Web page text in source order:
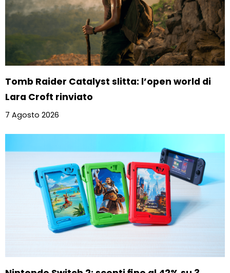
Tomb Raider Catalyst slitta: l’open world di
Lara Croft rinviato
7 Agosto 2026